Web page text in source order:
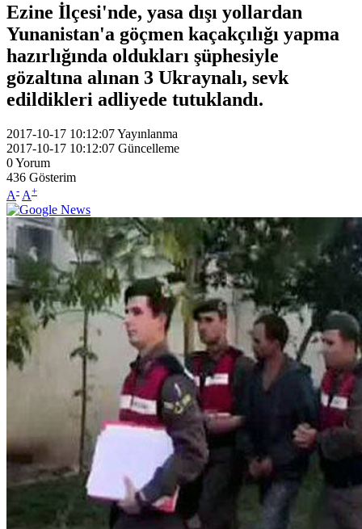
Ezine İlçesi'nde, yasa dışı yollardan
Yunanistan'a göçmen kaçakçılığı yapma
hazırlığında oldukları şüphesiyle
gözaltına alınan 3 Ukraynalı, sevk
edildikleri adliyede tutuklandı.
2017-10-17 10:12:07Yayınlanma
2017-10-17 10:12:07 Güncelleme
0Yorum
436 Gösterim
A- A+